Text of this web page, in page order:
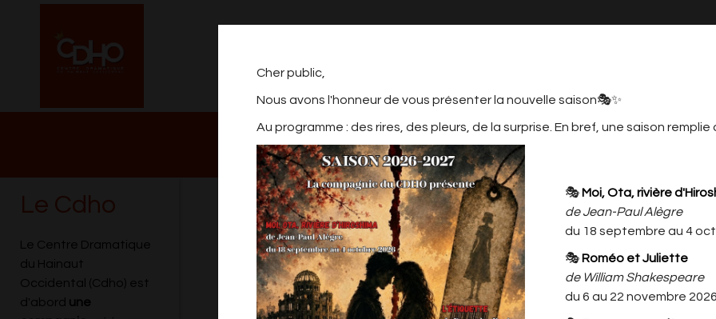
Cher public,
Nous avons l'honneur de vous présenter la nouvelle saison🎭✨
Au programme : des rires, des pleurs, de la surprise. En bref, une saison remplie
🎭 Moi, Ota, rivière
de Jean-Paul Alègre
du 18 septembre au 4
🎭 Roméo et Juliette
de William Shakespeare
du 6 au 22 novembre 2026
NOTRE PROGRAMMATION
2026/2027
LE CDHO, C'EST AUSSI ...
L'ACTU
Le Cdho
Le Centre Dramatique
du Hainaut
Occidental (Cdho) est
d'abord une
UN AMOUR CLASSÉ X...XL
UN AMOUR CLASSÉ X...XL
de Philippe DANVIN (Assistante à
l'écriture : Carole PEETERS)
par la Compagnie des Sources